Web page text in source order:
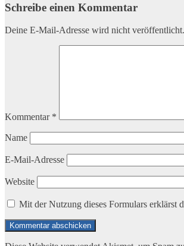
Schreibe einen Kommentar
Deine E-Mail-Adresse wird nicht veröffentlicht.
Kommentar *
Name
E-Mail-Adresse
Website
Mit der Nutzung dieses Formulars erklärst